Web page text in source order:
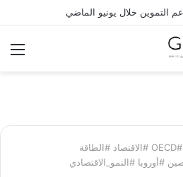
#الاقتصاد_العالمي #OECD #الاقتصاد #الطاقة
#أوروبا #النمو_الاقتصادي